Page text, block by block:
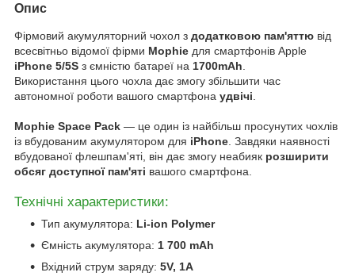
Опис
Фірмовий акумуляторний чохол з додатковою пам'яттю від
всесвітньо відомої фірми Mophie для смартфонів Apple
iPhone 5/5S з ємністю батареї на 1700mAh
Використання цього чохла дає змогу збільшити час
автономної роботи вашого смартфона удвічі
Mophie Space Pack — це один із найбільш просунутих чохлів
із вбудованим акумулятором для iPhone . Завдяки наявності
вбудованої флешпам'яті, він дає змогу неабияк розширити
обсяг доступної пам'яті вашого смартфона.
Технічні характеристики:
Тип акумулятора: Li-ion Polymer
Ємність акумулятора: 1 700 mAh
Вхідний струм заряду: 5V, 1A